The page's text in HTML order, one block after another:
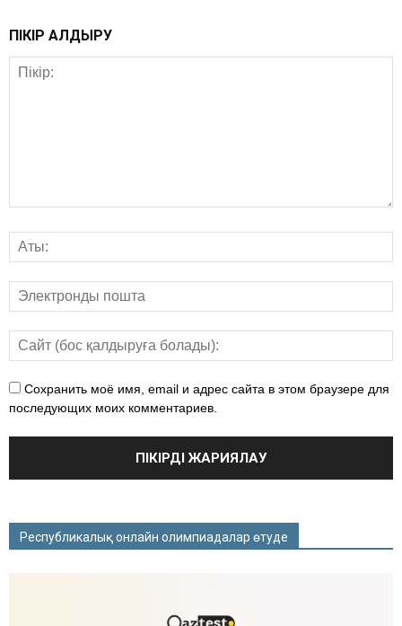
ПІКІР ҚАЛДЫРУ
Сохранить моё имя, email и адрес сайта в этом браузере для
последующих моих комментариев.
Республикалық онлайн олимпиадалар өтуде